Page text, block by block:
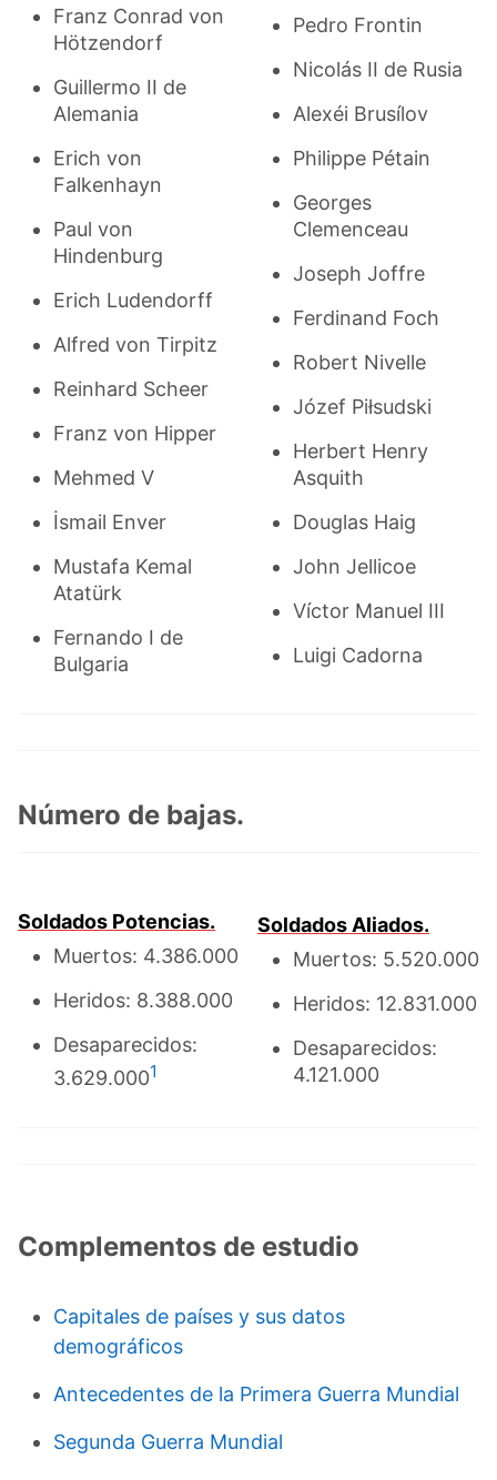
Franz Conrad von
Hötzendorf
Guillermo II de
Alemania
Erich von
Falkenhayn
Paul von
Hindenburg
Erich Ludendorff
Alfred von Tirpitz
Reinhard Scheer
Franz von Hipper
Mehmed V
İsmail Enver
Mustafa Kemal
Atatürk
Fernando I de
Bulgaria
Pedro Frontin
Nicolás II de Rusia
Alexéi Brusílov
Philippe Pétain
Georges
Clemenceau
Joseph Joffre
Ferdinand Foch
Robert Nivelle
Józef Piłsudski
Herbert Henry
Asquith
Douglas Haig
John Jellicoe
Víctor Manuel III
Luigi Cadorna
Número de bajas.
Soldados Potencias.
Muertos: 4.386.000
Heridos: 8.388.000
Desaparecidos:
3.629.0001
Soldados Aliados.
Muertos: 5.520.000
Heridos: 12.831.000
Desaparecidos:
4.121.000
Complementos de estudio
Capitales de países y sus datos
demográficos
Antecedentes de la Primera Guerra Mundial
Segunda Guerra Mundial